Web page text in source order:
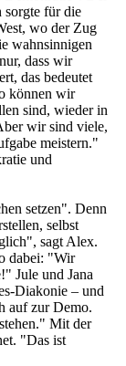
sorgte für die
wo der Zug
wahnsinnigen
dass wir
das bedeutet
können wir
sind, wieder in
wir sind viele,
meistern."
und
setzen". Denn
selbst
sagt Alex.
dabei: "Wir
Jule und Jana
Diakonie – und
auf zur Demo.
Mit der
"Das ist